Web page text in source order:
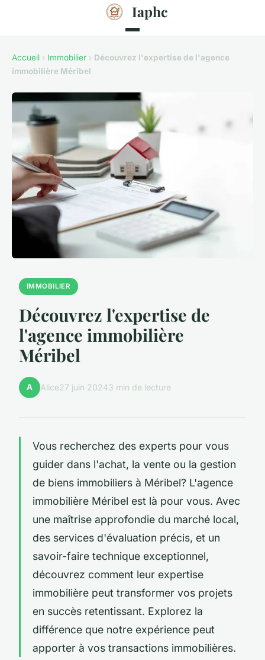
Iaphc
Accueil › Immobilier › Découvrez l'expertise de l'agence
immobilière Méribel
IMMOBILIER
Découvrez l'expertise de
l'agence immobilière
Méribel
A Alice27 juin 20243 min de lecture
Vous recherchez des experts pour vous
guider dans l'achat, la vente ou la gestion
de biens immobiliers à Méribel? L'agence
immobilière Méribel est là pour vous. Avec
une maîtrise approfondie du marché local,
des services d'évaluation précis, et un
savoir-faire technique exceptionnel,
découvrez comment leur expertise
immobilière peut transformer vos projets
en succès retentissant. Explorez la
différence que notre expérience peut
apporter à vos transactions immobilières.